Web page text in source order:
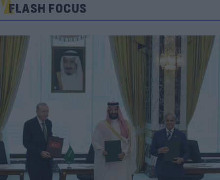
FLASH FOCUS